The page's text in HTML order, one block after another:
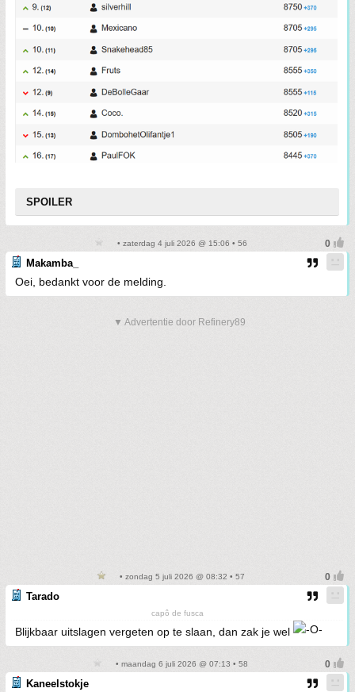
SPOILER
• zaterdag 4 juli 2026 @ 15:06 • 56
Makamba_
Oei, bedankt voor de melding.
▼ Advertentie door Refinery89
• zondag 5 juli 2026 @ 08:32 • 57
Tarado
capô de fusca
Blijkbaar uitslagen vergeten op te slaan, dan zak je wel
• maandag 6 juli 2026 @ 07:13 • 58
Kaneelstokje